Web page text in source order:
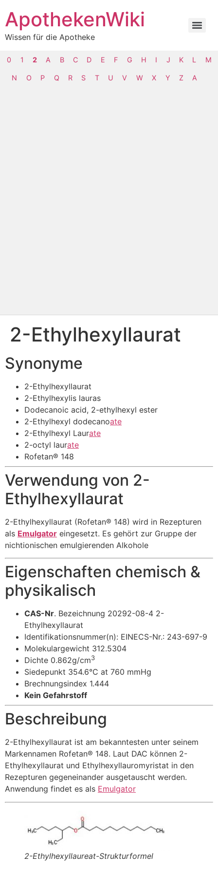
ApothekenWiki
Wissen für die Apotheke
0 1 2 A B C D E F G H I J K L M
N O P Q R S T U V W X Y Z Α
2-Ethylhexyllaurat
Synonyme
2-Ethylhexyllaurat
2-Ethylhexylis lauras
Dodecanoic acid, 2-ethylhexyl ester
2-Ethylhexyl dodecanoate
2-Ethylhexyl Laurate
2-octyl laurate
Rofetan® 148
Verwendung von 2-
Ethylhexyllaurat
2-Ethylhexyllaurat (Rofetan® 148) wird in Rezepturen
als Emulgator eingesetzt. Es gehört zur Gruppe der
nichtionischen emulgierenden Alkohole
Eigenschaften chemisch &
physikalisch
CAS-Nr. Bezeichnung 20292-08-4 2-
Ethylhexyllaurat
Identifikationsnummer(n): EINECS-Nr.: 243-697-9
Molekulargewicht 312.5304
Dichte 0.862g/cm3
Siedepunkt 354.6°C at 760 mmHg
Brechnungsindex 1.444
Kein Gefahrstoff
Beschreibung
2-Ethylhexyllaurat ist am bekanntesten unter seinem
Markennamen Rofetan® 148. Laut DAC können 2-
Ethylhexyllaurat und Ethylhexyllauromyristat in den
Rezepturen gegeneinander ausgetauscht werden.
Anwendung findet es als Emulgator
2-Ethylhexyllaureat-Strukturformel